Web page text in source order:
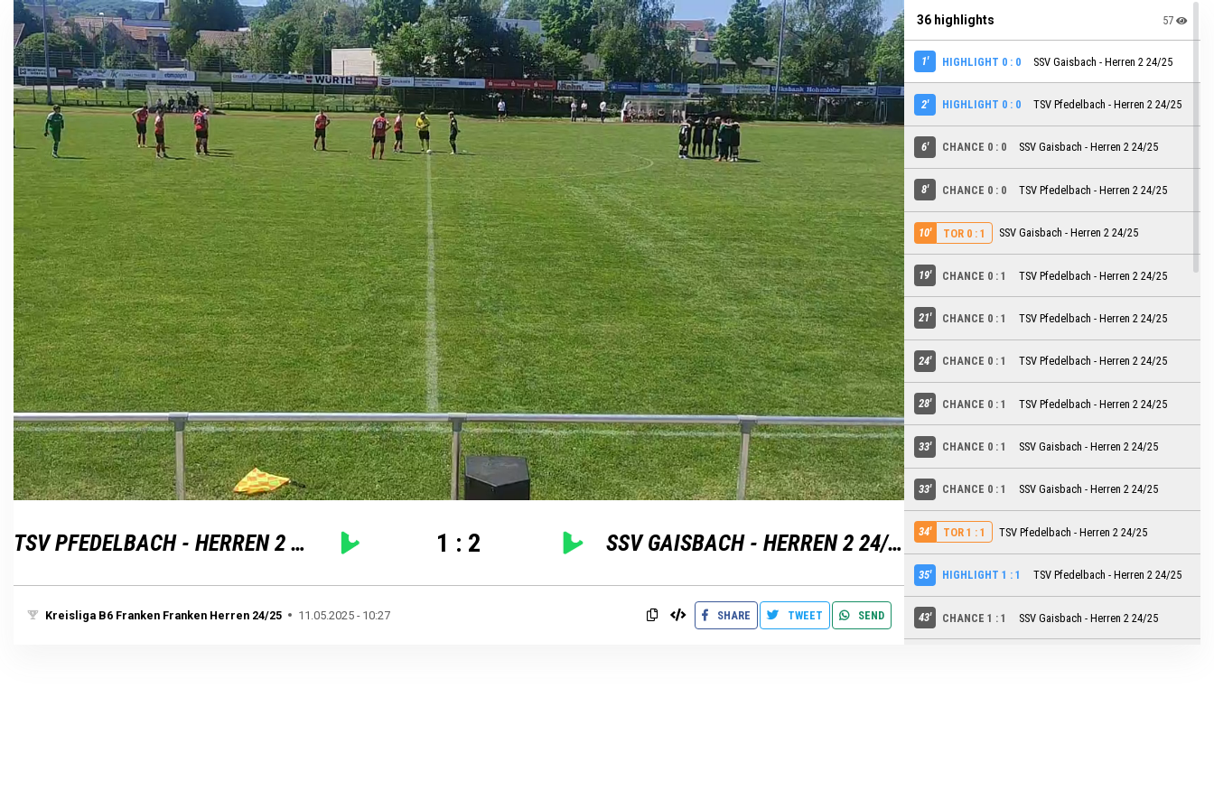
Unmute Loaded:
100.00%
settings edit
TSV PFEDELBACH - HERREN 2 24/25 1 : 2 SSV GAISBACH - HERREN 2 24/25
Kreisliga B6 Franken Franken Herren 24/25 11.05.2025 - 10:27 SHARE TWEET SEND
36 highlights 57
1' HIGHLIGHT 0 : 0 SSV Gaisbach - Herren 2 24/25
2' HIGHLIGHT 0 : 0 TSV Pfedelbach - Herren 2 24/25
6' CHANCE 0 : 0 SSV Gaisbach - Herren 2 24/25
8' CHANCE 0 : 0 TSV Pfedelbach - Herren 2 24/25
10' TOR 0 : 1 SSV Gaisbach - Herren 2 24/25
19' CHANCE 0 : 1 TSV Pfedelbach - Herren 2 24/25
21' CHANCE 0 : 1 TSV Pfedelbach - Herren 2 24/25
24' CHANCE 0 : 1 TSV Pfedelbach - Herren 2 24/25
28' CHANCE 0 : 1 TSV Pfedelbach - Herren 2 24/25
33' CHANCE 0 : 1 SSV Gaisbach - Herren 2 24/25
33' CHANCE 0 : 1 SSV Gaisbach - Herren 2 24/25
34' TOR 1 : 1 TSV Pfedelbach - Herren 2 24/25
35' HIGHLIGHT 1 : 1 TSV Pfedelbach - Herren 2 24/25
43' CHANCE 1 : 1 SSV Gaisbach - Herren 2 24/25